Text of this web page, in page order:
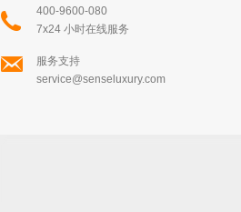
400-9600-080
7x24 小时在线服务
服务支持
service@senseluxury.com